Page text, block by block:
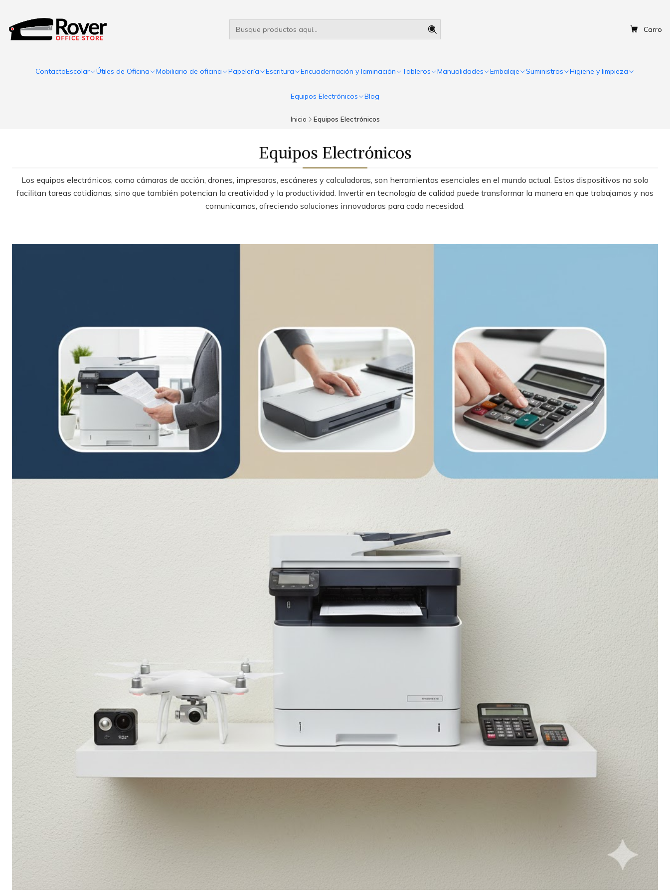
Carro
ContactoEscolar Útiles de Oficina Mobiliario de oficina Papelería Escritura Encuadernación y laminación Tableros Manualidades Embalaje Suministros Higiene y limpieza
Equipos Electrónicos Blog
Inicio Equipos Electrónicos
Equipos Electrónicos
Los equipos electrónicos, como cámaras de acción, drones, impresoras, escáneres y calculadoras, son herramientas esenciales en el mundo actual. Estos dispositivos no solo
facilitan tareas cotidianas, sino que también potencian la creatividad y la productividad. Invertir en tecnología de calidad puede transformar la manera en que trabajamos y nos
comunicamos, ofreciendo soluciones innovadoras para cada necesidad.